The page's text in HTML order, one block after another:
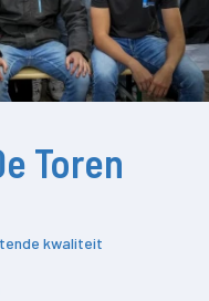
Toren
kwaliteit